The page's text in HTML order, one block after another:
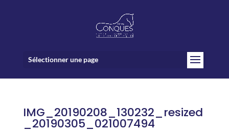
Sélectionner une page
IMG_20190208_130232_resized
_20190305_021007494